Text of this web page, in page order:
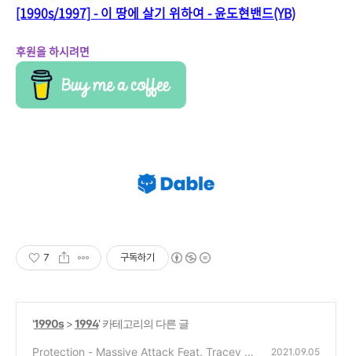
[1990s/1997] - 이 땅에 살기 위하여 - 윤도현밴드(YB)
후원을 하시려면
7 구독하기
'1990s>1994' 카테고리의 다른 글
Protection - Massive Attack Feat. Tracey T
2021.09.05